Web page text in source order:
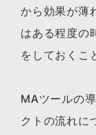
から効果が薄
はある程度の
をしておくこ
MAツールの​
クトの​流れに​